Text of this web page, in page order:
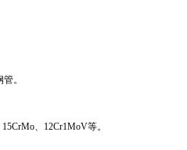
。
15CrMo、 12Cr1MoV等。